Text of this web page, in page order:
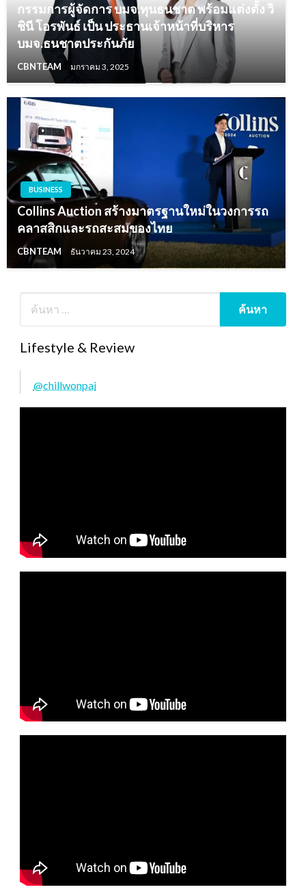
กรรมการผู้จัดการ บมจ.ทุนธนชาต พร้อมแต่งตั้ง วิ
ชินี โอรพันธ์ เป็น ประธานเจ้าหน้าที่บริหาร
บมจ.ธนชาตประกันภัย
CBNTEAM มกราคม 3, 2025
BUSINESS
Collins Auction สร้างมาตรฐานใหม่ในวงการรถ
คลาสสิกและรถสะสมของไทย
CBNTEAM ธันวาคม 23, 2024
Lifestyle & Review
@chillwonpai